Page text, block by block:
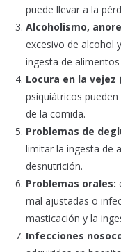
puede llevar a la
Alcoholismo,
excesivo de alcohol
ingesta de
Locura en la
psiquiátricos
de la comida.
Problemas de
limitar la ingesta de
desnutrición.
Problemas orales:
mal ajustadas o
masticación y la
Infecciones